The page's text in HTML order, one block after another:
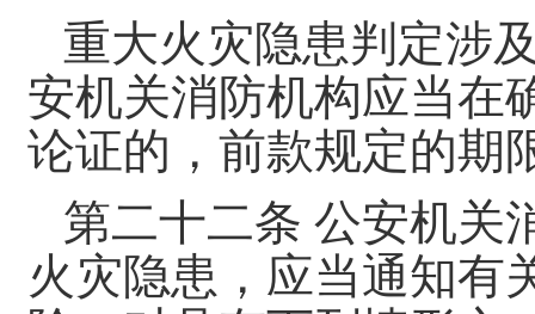
重大火灾隐患判定涉
安机关消防机构应当在
论证的，前款规定的期
第二十二条 公安机关
火灾隐患，应当通知有